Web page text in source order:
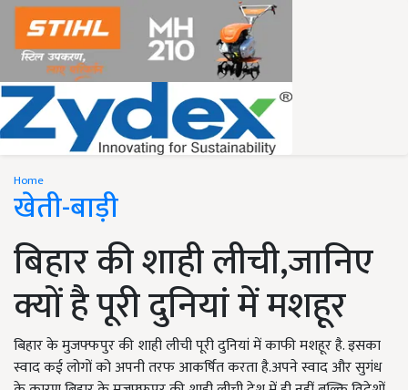
Home
खेती-बाड़ी
बिहार की शाही लीची,जानिए
क्यों है पूरी दुनियां में मशहूर
बिहार के मुजफ्फपुर की शाही लीची पूरी दुनियां में काफी मशहूर है. इसका
स्वाद कई लोगों को अपनी तरफ आकर्ष‍ित करता है.अपने स्वाद और सुगंध